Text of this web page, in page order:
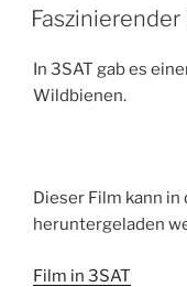
AM
In 3SAT gab es
Wildbienen.
Dieser Film kann
heruntergeladen
Film in 3SAT